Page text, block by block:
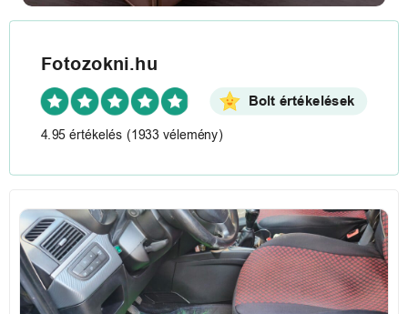
Fotozokni.hu
Bolt értékelések
4.95 értékelés (1933 vélemény)